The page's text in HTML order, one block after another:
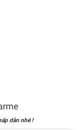
dẫn nhé !